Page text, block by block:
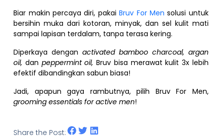
Biar makin percaya diri, pakaiBruv For Men solusi untuk
bersihin muka dari kotoran, minyak, dan sel kulit mati
sampai lapisan terdalam, tanpa terasa kering.
Diperkaya denganactivated bamboo charcoal, argan
oil,dan peppermint oil, Bruv bisa merawat kulit 3x lebih
efektif dibandingkan sabun biasa!
Jadi, apapun gaya rambutnya, pilih Bruv For Men,
grooming essentials for active men!
Share the Post: